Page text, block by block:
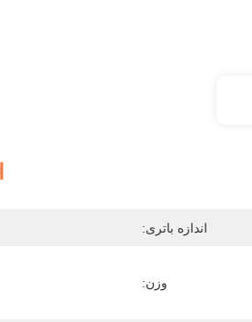
اندازه باتری:
وزن: